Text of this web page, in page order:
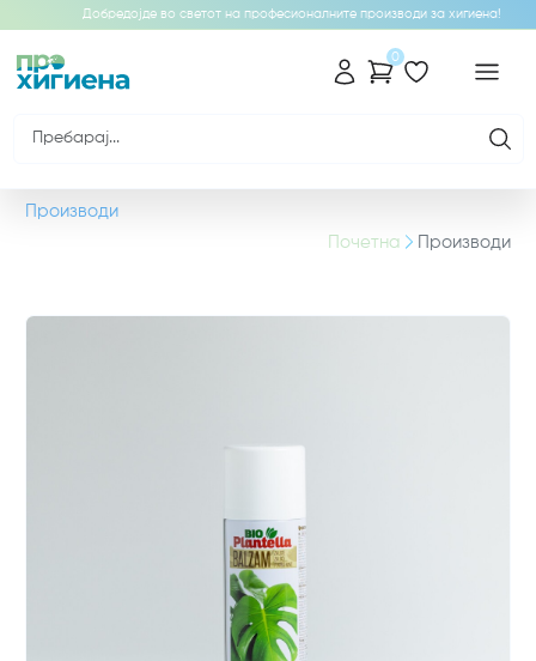
Добредојде во светот на професионалните производи за хигиена!
0
Производи
Почетна
Производи